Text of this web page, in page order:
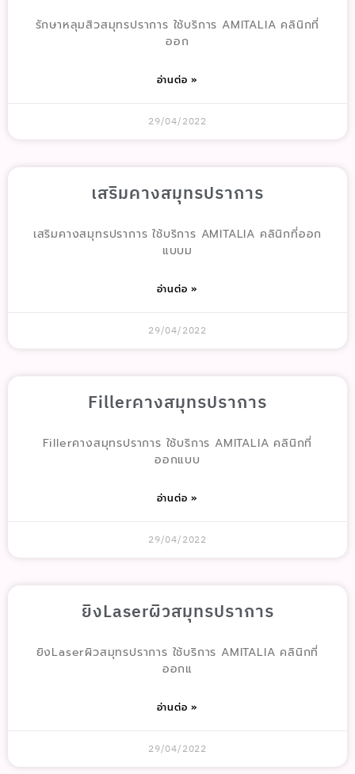
รักษาหลุมสิวสมุทรปราการ ใช้บริการ AMITALIA คลินิกที่
ออก
อ่านต่อ »
29/04/2022
เสริมคางสมุทรปราการ
เสริมคางสมุทรปราการ ใช้บริการ AMITALIA คลินิกที่ออก
แบบม
อ่านต่อ »
29/04/2022
Fillerคางสมุทรปราการ
Fillerคางสมุทรปราการ ใช้บริการ AMITALIA คลินิกที่
ออกแบบ
อ่านต่อ »
29/04/2022
ยิงLaserผิวสมุทรปราการ
ยิงLaserผิวสมุทรปราการ ใช้บริการ AMITALIA คลินิกที่
ออกแ
อ่านต่อ »
29/04/2022